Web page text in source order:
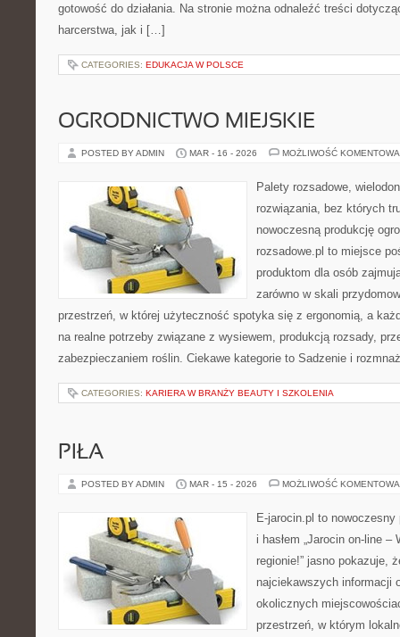
gotowość do działania. Na stronie można odnaleźć treści
harcerstwa, jak i […]
CATEGORIES: EDUKACJA W POLSCE
OGRODNICTWO MIEJSKIE
POSTED BY ADMIN MAR - 16 - 2026 MOŻLIWOŚĆ
Palety rozsadowe,
rozwiązania, bez których
nowoczesną produkcję
rozsadowe.pl to miejsce
produktom dla osób
zarówno w skali
przestrzeń, w której użyteczność spotyka się z ergonomią, a
na realne potrzeby związane z wysiewem, produkcją rozsady,
zabezpieczaniem roślin. Ciekawe kategorie to Sadzenie i
CATEGORIES: KARIERA W BRANŻY BEAUTY I SZKOLENIA
PIŁA
POSTED BY ADMIN MAR - 15 - 2026 MOŻLIWOŚĆ
E-jarocin.pl to
i hasłem „Jarocin on-line
regionie!” jasno pokazuje,
najciekawszych informacji
okolicznych
przestrzeń, w którym